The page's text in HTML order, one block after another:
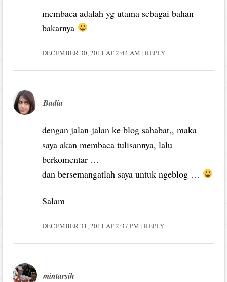
membaca adalah yg utama sebagai bahan
bakarnya
DECEMBER 30, 2011 AT 2:44 AM REPLY
Badia
dengan jalan-jalan ke blog sahabat,, maka
saya akan membaca tulisannya, lalu
berkomentar …
dan bersemangatlah saya untuk ngeblog …
Salam
DECEMBER 31, 2011 AT 2:37 PM REPLY
mintarsih